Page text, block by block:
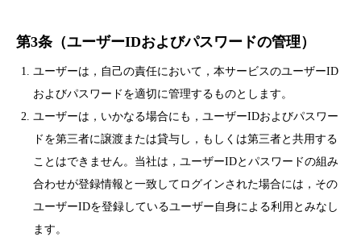
第3条（ユーザーIDおよびパスワードの管理）
ユーザーは，自己の責任において，本サービスのユーザーID
およびパスワードを適切に管理するものとします。
ユーザーは，いかなる場合にも，ユーザーIDおよびパスワー
ドを第三者に譲渡または貸与し，もしくは第三者と共用する
ことはできません。当社は，ユーザーIDとパスワードの組み
合わせが登録情報と一致してログインされた場合には，その
ユーザーIDを登録しているユーザー自身による利用とみなし
ます。